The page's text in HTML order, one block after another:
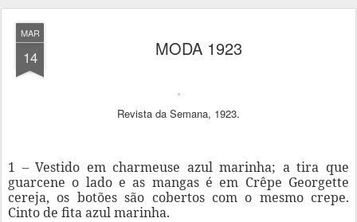
MAR
14 MODA 1923
Revista da Semana, 1923.
1 – Vestido em charmeuse azul marinha; a tira que
guarcene o lado e as mangas é em Crêpe Georgette
cereja, os botões são cobertos com o mesmo crepe.
Cinto de fita azul marinha.